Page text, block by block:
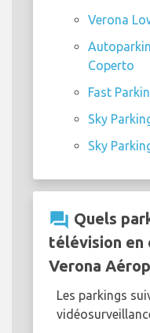
Verona
Coperto
Fast
Sky
Sky
question_answer Quels
télévision en
Verona
Les parkings